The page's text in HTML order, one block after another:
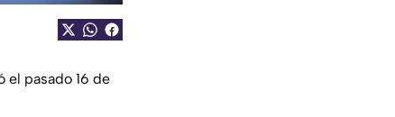
el pasado 16 de